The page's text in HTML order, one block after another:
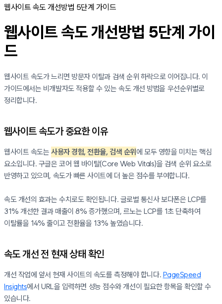
웹사이트 속도 개선방법 5단계 가이드
웹사이트 속도 개선방법 5단계 가이
드
웹사이트 속도가 느리면 방문자 이탈과 검색 순위 하락으로 이어집니다. 이
가이드에서는 비개발자도 적용할 수 있는 속도 개선 방법을 우선순위별로
정리합니다.
웹사이트 속도가 중요한 이유
웹사이트 속도는 사용자 경험, 전환율, 검색 순위 에 모두 영향을 미치는 핵심
요소입니다. 구글은 코어 웹 바이탈(Core Web Vitals)을 검색 순위 요소로
반영하고 있으며, 속도가 빠른 사이트에 더 높은 점수를 부여합니다.
속도 개선의 효과는 수치로도 확인됩니다. 글로벌 통신사 보다폰은 LCP를
31% 개선한 결과 매출이 8% 증가했으며, 르노는 LCP를 1초 단축하여
이탈률을 14% 줄이고 전환율을 13% 높였습니다.
속도 개선 전 현재 상태 확인
개선 작업에 앞서 현재 사이트의 속도를 측정해야 합니다. PageSpeed
Insights에서 URL을 입력하면 성능 점수와 개선이 필요한 항목을 확인할 수
있습니다.